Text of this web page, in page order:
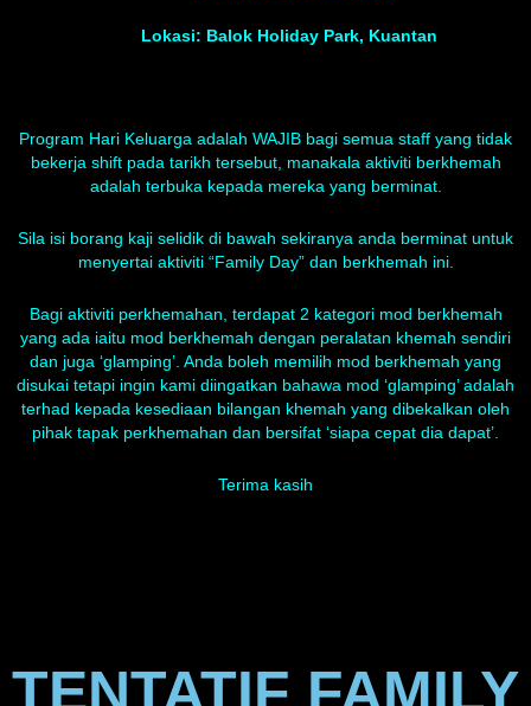
Lokasi: Balok Holiday Park, Kuantan
Program Hari Keluarga adalah WAJIB bagi semua staff yang tidak
bekerja shift pada tarikh tersebut, manakala aktiviti berkhemah
adalah terbuka kepada mereka yang berminat.
Sila isi borang kaji selidik di bawah sekiranya anda berminat untuk
menyertai aktiviti “Family Day” dan berkhemah ini.
Bagi aktiviti perkhemahan, terdapat 2 kategori mod berkhemah
yang ada iaitu mod berkhemah dengan peralatan khemah sendiri
dan juga ‘glamping’. Anda boleh memilih mod berkhemah yang
disukai tetapi ingin kami diingatkan bahawa mod ‘glamping’ adalah
terhad kepada kesediaan bilangan khemah yang dibekalkan oleh
pihak tapak perkhemahan dan bersifat ‘siapa cepat dia dapat’.
Terima kasih
TENTATIF FAMILY